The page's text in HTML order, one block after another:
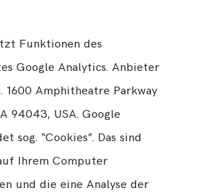
Funktionen des
Google Analytics. Anbieter
1600 Amphitheatre Parkway
94043, USA. Google
sog. “Cookies”. Das sind
Ihrem Computer
und die eine Analyse der